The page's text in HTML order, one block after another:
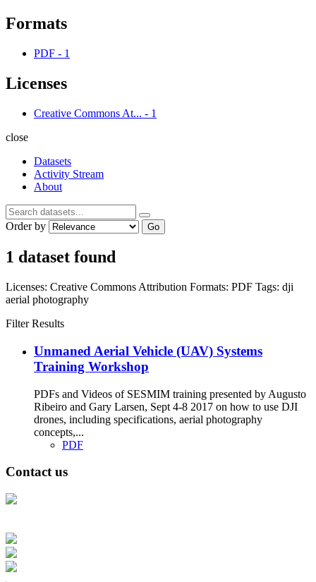
Formats
PDF - 1
Licenses
Creative Commons At... - 1
close
Datasets
Activity Stream
About
Order by Go
1 dataset found
Licenses: Creative Commons Attribution Formats: PDF Tags: dji
aerial photography
Filter Results
Unmaned Aerial Vehicle (UAV) Systems
Training Workshop
PDFs and Videos of SESMIM training presented by Augusto
Ribeiro and Gary Larsen, Sept 4-8 2017 on how to use DJI
drones, including specifications, aerial photography
concepts,...
PDF
Contact us